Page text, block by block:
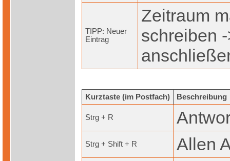
TIPP: Neuer
Eintrag
Zeitraum
schreiben
Kurztaste (im Postfach) Beschreibung
Strg + R
Strg + Shift + R Allen